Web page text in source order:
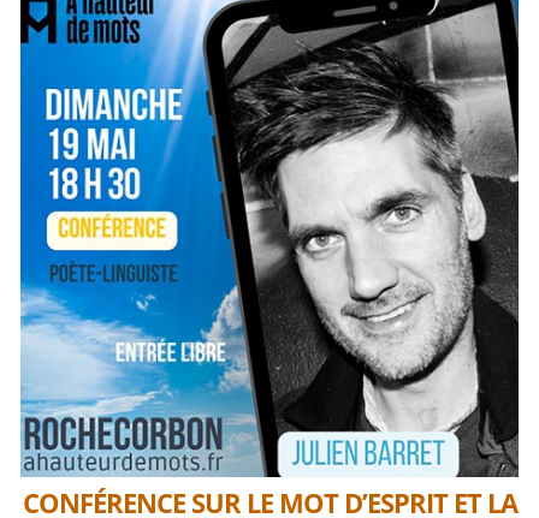
CONFÉRENCE SUR LE MOT D’ESPRIT ET LA